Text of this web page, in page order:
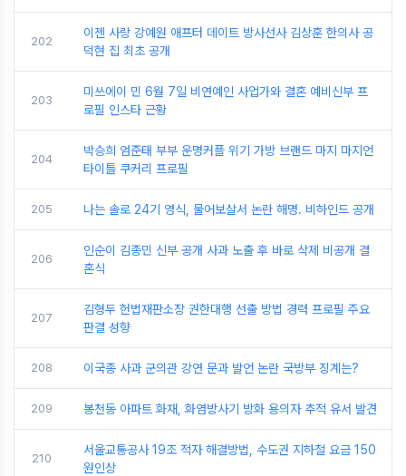
202
이젠 사랑 강예원 애프터 데이트 방사선사 김상훈 한의사 공
덕현 집 최초 공개
203
미쓰에이 민 6월 7일 비연예인 사업가와 결혼 예비신부 프
로필 인스타 근황
204
박승희 엄준태 부부 운명커플 위기 가방 브랜드 마지 마지언
타이틀 쿠커리 프로필
205 나는 솔로 24기 영식, 물어보살서 논란 해명. 비하인드 공개
206
인순이 김종민 신부 공개 사과 노출 후 바로 삭제 비공개 결
혼식
207
김형두 헌법재판소장 권한대행 선출 방법 경력 프로필 주요
판결 성향
208 이국종 사과 군의관 강연 문과 발언 논란 국방부 징계는?
209 봉천동 아파트 화재, 화염방사기 방화 용의자 추적 유서 발견
210
서울교통공사 19조 적자 해결방법, 수도권 지하철 요금 150
원인상